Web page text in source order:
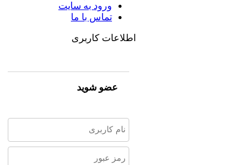
ورود به سایت
تماس با ما
اطلاعات کاربری
عضو شوید